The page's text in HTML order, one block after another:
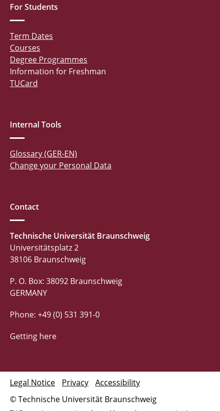
For Students
Term Dates
Courses
Degree Programmes
Information for Freshman
TUCard
Internal Tools
Glossary (GER-EN)
Change your Personal Data
Contact
Technische Universität Braunschweig
Universitätsplatz 2
38106 Braunschweig
P. O. Box: 38092 Braunschweig
GERMANY
Phone: +49 (0) 531 391-0
Getting here
© Technische Universität Braunschweig
Legal Notice Privacy Accessibility